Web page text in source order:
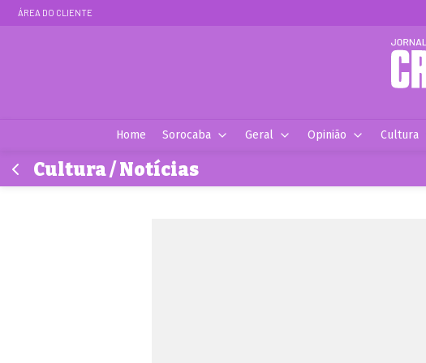
ÁREA DO CLIENTE
Home Sorocaba Geral Opinião Cultura
Cultura / Notícias